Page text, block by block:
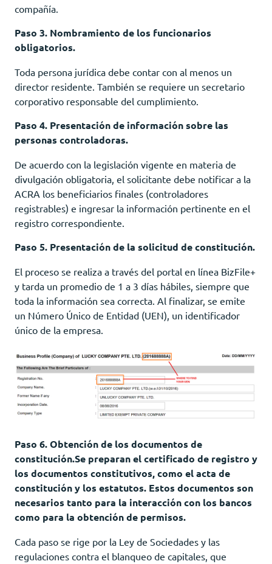
compañía.
Paso 3. Nombramiento de los funcionarios
obligatorios.
Toda persona jurídica debe contar con al menos un
director residente. También se requiere un secretario
corporativo responsable del cumplimiento.
Paso 4. Presentación de información sobre las
personas controladoras.
De acuerdo con la legislación vigente en materia de
divulgación obligatoria, el solicitante debe notificar a la
ACRA los beneficiarios finales (controladores
registrables) e ingresar la información pertinente en el
registro correspondiente.
Paso 5. Presentación de la solicitud de constitución.
El proceso se realiza a través del portal en línea BizFile+
y tarda un promedio de 1 a 3 días hábiles, siempre que
toda la información sea correcta. Al finalizar, se emite
un Número Único de Entidad (UEN), un identificador
único de la empresa.
Paso 6. Obtención de los documentos de
constitución.Se preparan el certificado de registro y
los documentos constitutivos, como el acta de
constitución y los estatutos. Estos documentos son
necesarios tanto para la interacción con los bancos
como para la obtención de permisos.
Cada paso se rige por la Ley de Sociedades y las
regulaciones contra el blanqueo de capitales, que